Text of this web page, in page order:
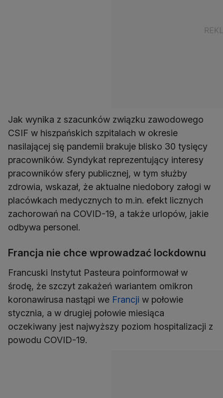
Jak wynika z szacunków związku zawodowego
CSIF w hiszpańskich szpitalach w okresie
nasilającej się pandemii brakuje blisko 30 tysięcy
pracowników. Syndykat reprezentujący interesy
pracowników sfery publicznej, w tym służby
zdrowia, wskazał, że aktualne niedobory załogi w
placówkach medycznych to m.in. efekt licznych
zachorowań na COVID-19, a także urlopów, jakie
odbywa personel.
Francja nie chce wprowadzać lockdownu
Francuski Instytut Pasteura poinformował w
środę, że szczyt zakażeń wariantem omikron
koronawirusa nastąpi we Francji w połowie
stycznia, a w drugiej połowie miesiąca
oczekiwany jest najwyższy poziom hospitalizacji z
powodu COVID-19.